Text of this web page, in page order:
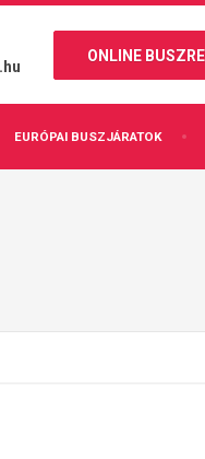
EURÓPAI BUSZJÁRATOK
ONLINE